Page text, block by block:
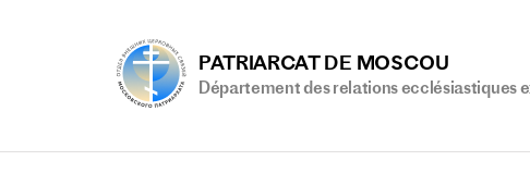
PATRIARCAT DE MOSCOU
Département des relations ecclésiastiques